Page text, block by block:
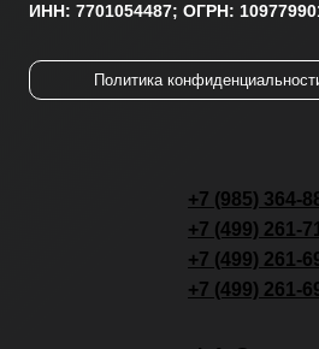
ИНН: 7701054487; ОГРН:
Политика
+7 (985) 364-
+7 (499) 261-
+7 (499) 261-
+7 (499) 261-